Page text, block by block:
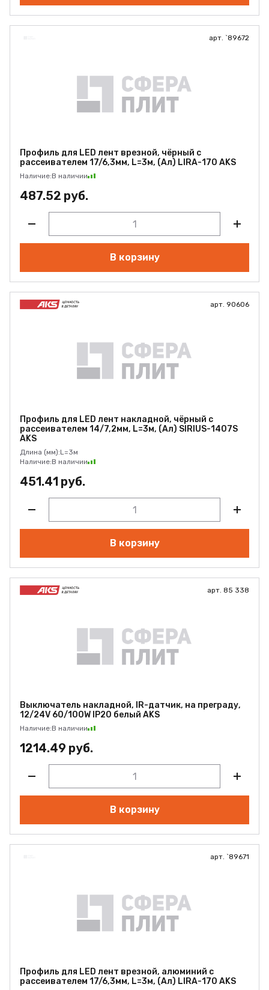
арт. `89672
Профиль для LED лент врезной, чёрный с
рассеивателем 17/6,3мм, L=3м, (Ал) LIRA-170 AKS
Наличие:В наличии
487.52 руб.
В корзину
арт. 90606
Профиль для LED лент накладной, чёрный с
рассеивателем 14/7,2мм, L=3м, (Ал) SIRIUS-1407S
AKS
Длина (мм):L=3м
Наличие:В наличии
451.41 руб.
В корзину
арт. 85 338
Выключатель накладной, IR-датчик, на преграду,
12/24V 60/100W IP20 белый AKS
Наличие:В наличии
1214.49 руб.
В корзину
арт. `89671
Профиль для LED лент врезной, алюминий с
рассеивателем 17/6,3мм, L=3м, (Ал) LIRA-170 AKS